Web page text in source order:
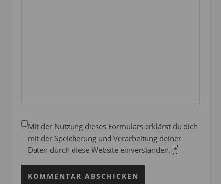
Mit der Nutzung dieses Formulars erklärst du dich
mit der Speicherung und Verarbeitung deiner
Daten durch diese Website einverstanden. *